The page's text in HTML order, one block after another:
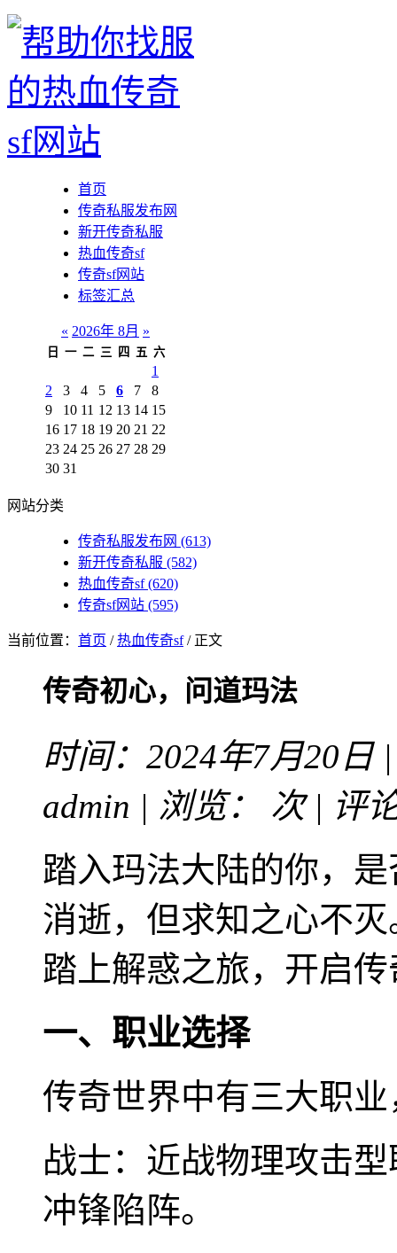
首页
传奇私服发布网
新开传奇私服
热血传奇sf
传奇sf网站
标签汇总
« 2026年 8月 »
日 一 二 三 四 五 六
1
2
3 4 5 6 7
8
9
10 11 12 13 14 15
16 17 18 19 20 21 22
23 24 25 26 27 28 29
30 31
网站分类
传奇私服发布网 (613)
新开传奇私服 (582)
热血传奇sf(620)
传奇sf网站 (595)
当前位置： 首页 /热血传奇sf/ 正文
传奇初心，问道玛法
时间：2024年7月20日
admin | 浏览：
次 | 评
踏入玛法大陆的你，
消逝，但求知之心不
踏上解惑之旅，开启
一、职业选择
传奇世界中有三大职
战士：近战物理攻击
冲锋陷阵。